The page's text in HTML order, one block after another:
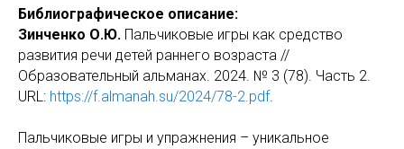
Библиографическое описание:
Зинченко О.Ю. Пальчиковые игры как средство
развития речи детей раннего возраста //
Образовательный альманах. 2024. № 3 (78). Часть 2.
URL: https://f.almanah.su/2024/78-2.pdf.
Пальчиковые игры и упражнения – уникальное